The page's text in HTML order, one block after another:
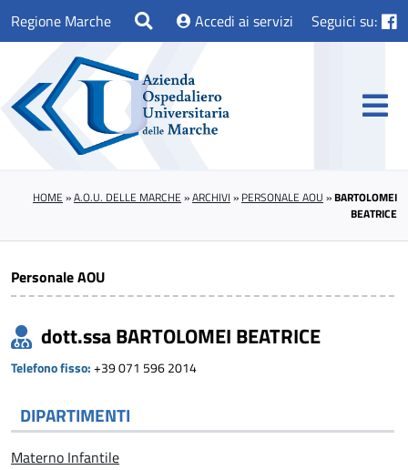
Regione Marche Accedi ai servizi Seguici su:
HOME »A.O.U. DELLE MARCHE »ARCHIVI » PERSONALE AOU »BARTOLOMEI
BEATRICE
Personale AOU
dott.ssa BARTOLOMEI BEATRICE
Telefono fisso: +39 071 596 2014
DIPARTIMENTI
Materno Infantile